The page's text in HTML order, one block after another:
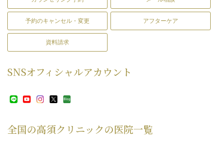
予約のキャンセル・変更 アフターケア
資料請求
SNSオフィシャルアカウント
全国の高須クリニックの医院一覧